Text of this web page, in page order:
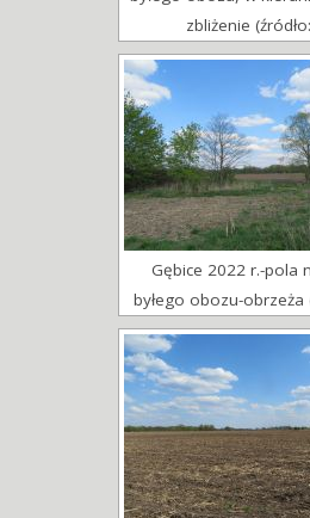
zbliżenie
Gębice 2022 r.-pola
byłego obozu-obrzeża